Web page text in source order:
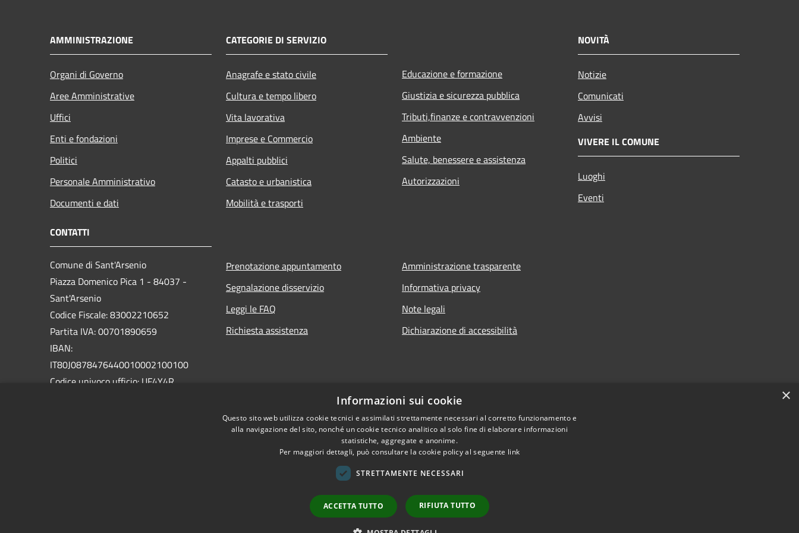
AMMINISTRAZIONE
Organi di Governo
Aree Amministrative
Uffici
Enti e fondazioni
Politici
Personale Amministrativo
Documenti e dati
CATEGORIE DI SERVIZIO
Anagrafe e stato civile
Cultura e tempo libero
Vita lavorativa
Imprese e Commercio
Appalti pubblici
Catasto e urbanistica
Mobilità e trasporti
Educazione e formazione
Giustizia e sicurezza pubblica
Tributi,finanze e contravvenzioni
Ambiente
Salute, benessere e assistenza
Autorizzazioni
NOVITÀ
Notizie
Comunicati
Avvisi
VIVERE IL COMUNE
Luoghi
Eventi
CONTATTI
Comune di Sant'Arsenio
Piazza Domenico Pica 1 - 84037 -
Sant'Arsenio
Codice Fiscale: 83002210652
Partita IVA: 00701890659
IBAN:
IT80J0878476440010002100100
Codice univoco ufficio: UF4Y4R
protocollo@pec.comune.santarsenio.sa.it
Prenotazione appuntamento
Segnalazione disservizio
Leggi le FAQ
Richiesta assistenza
Amministrazione trasparente
Informativa privacy
Note legali
Dichiarazione di accessibilità
Sito Precedente Copyright © 2026 • Comune di Sant'Arsenio • Powered by
×
Informazioni sui cookie
Questo sito web utilizza cookie tecnici e assimilati strettamente necessari al corretto funzionamento e
alla navigazione del sito, nonché un cookie tecnico analitico al solo fine di elaborare informazioni
statistiche, aggregate e anonime.
Per maggiori dettagli, può consultare la cookie policy al seguente link
STRETTAMENTE NECESSARI
ACCETTA TUTTO RIFIUTA TUTTO